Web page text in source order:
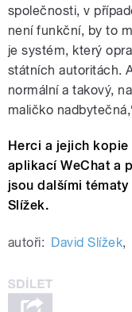
společnosti, v
není funkční, by to
je systém, který
státních autoritách.
normální a takový,
maličko
Herci a jejich
aplikací WeChat a
jsou dalšími tématy
Slížek.
autoři: David Slížek,